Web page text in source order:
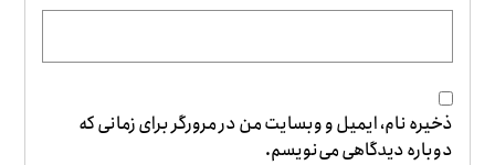
ذخیره نام، ایمیل و وبسایت من در مرورگر برای زمانی که
دوباره دیدگاهی می‌نویسم.